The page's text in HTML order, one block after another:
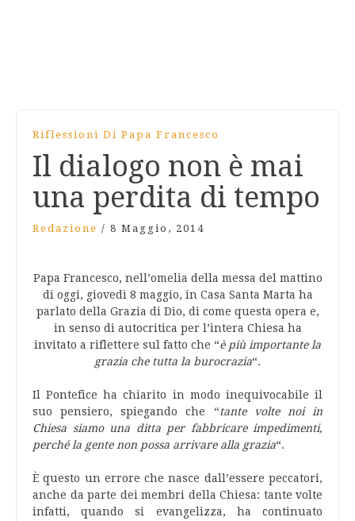
Riflessioni Di Papa Francesco
Il dialogo non è mai
una perdita di tempo
Redazione / 8 Maggio, 2014
Papa Francesco, nell’omelia della messa del mattino
di oggi, giovedì 8 maggio, in Casa Santa Marta ha
parlato della Grazia di Dio, di come questa opera e,
in senso di autocritica per l’intera Chiesa ha
invitato a riflettere sul fatto che “è più importante la
grazia che tutta la burocrazia“.
Il Pontefice ha chiarito in modo inequivocabile il
suo pensiero, spiegando che “tante volte noi in
Chiesa siamo una ditta per fabbricare impedimenti,
perché la gente non possa arrivare alla grazia“.
È questo un errore che nasce dall’essere peccatori,
anche da parte dei membri della Chiesa: tante volte
infatti, quando si evangelizza, ha continuato